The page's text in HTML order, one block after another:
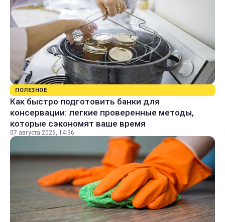
ПОЛЕЗНОЕ
Как быстро подготовить банки для
консервации: легкие проверенные методы,
которые сэкономят ваше время
07 августа 2026, 14:36